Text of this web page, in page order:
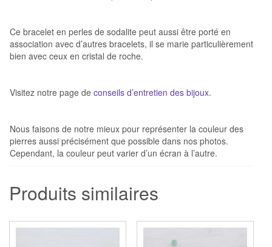
Ce bracelet en perles de sodalite peut aussi être porté en
association avec d’autres bracelets, il se marie particulièrement
bien avec ceux en cristal de roche.
Visitez notre page de conseils d’entretien des bijoux.
Nous faisons de notre mieux pour représenter la couleur des
pierres aussi précisément que possible dans nos photos.
Cependant, la couleur peut varier d’un écran à l’autre.
Produits similaires